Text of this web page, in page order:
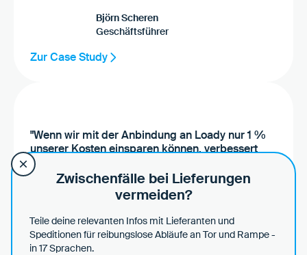
Björn Scheren
Geschäftsführer
Zur Case Study
"Wenn wir mit der Anbindung an Loady nur 1 %
unserer Kosten einsparen können, verbessert
das unser Geschäftsergebnis direkt im
sechsstelligen Bereich. Dann müssen wir
außerdem weniger Risikoaufschläge
einberechnen, können mehr Aufträge bedienen
und sind insgesamt wettbewerbsfähiger. Davon
wiederum profitieren unsere Kunden."
Zwischenfälle bei Lieferungen
vermeiden?
Teile deine relevanten Infos mit Lieferanten und
Speditionen für reibungslose Abläufe an Tor und Rampe -
in 17 Sprachen.